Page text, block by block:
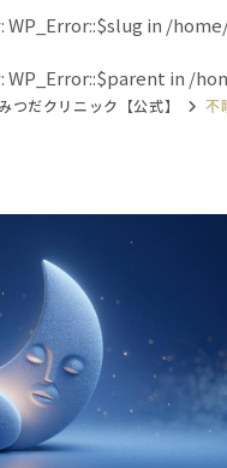
in /
in /
だクリニック【公式】 不